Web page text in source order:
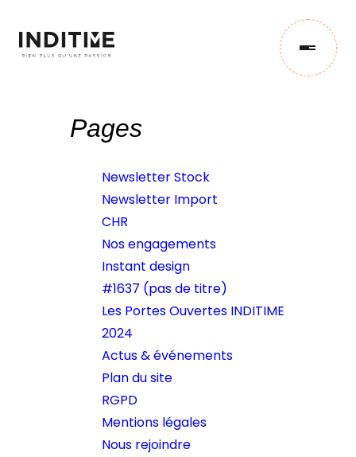
IMPORT
NOS ENGAGEMENTS
ACTUS & ÉVÉNEMENTS
NOUS CONTACTER
Pages
Newsletter Stock
Newsletter Import
CHR
Nos engagements
Instant design
#1637 (pas de titre)
Les Portes Ouvertes INDITIME
2024
Actus & événements
Plan du site
RGPD
Mentions légales
Nous rejoindre